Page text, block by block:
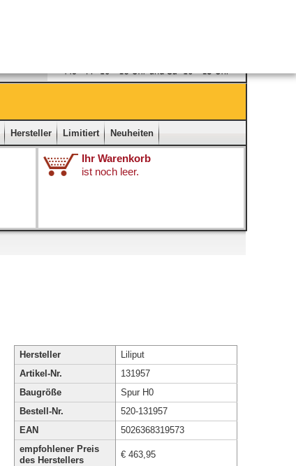
Hersteller Limitiert Neuheiten
Ihr Warenkorb
ist noch leer.
Hersteller
Liliput
Artikel-Nr.
131957
Baugröße
Spur H0
Bestell-Nr.
520-131957
EAN
5026368319573
empfohlener Preis
des Herstellers
€ 463,95